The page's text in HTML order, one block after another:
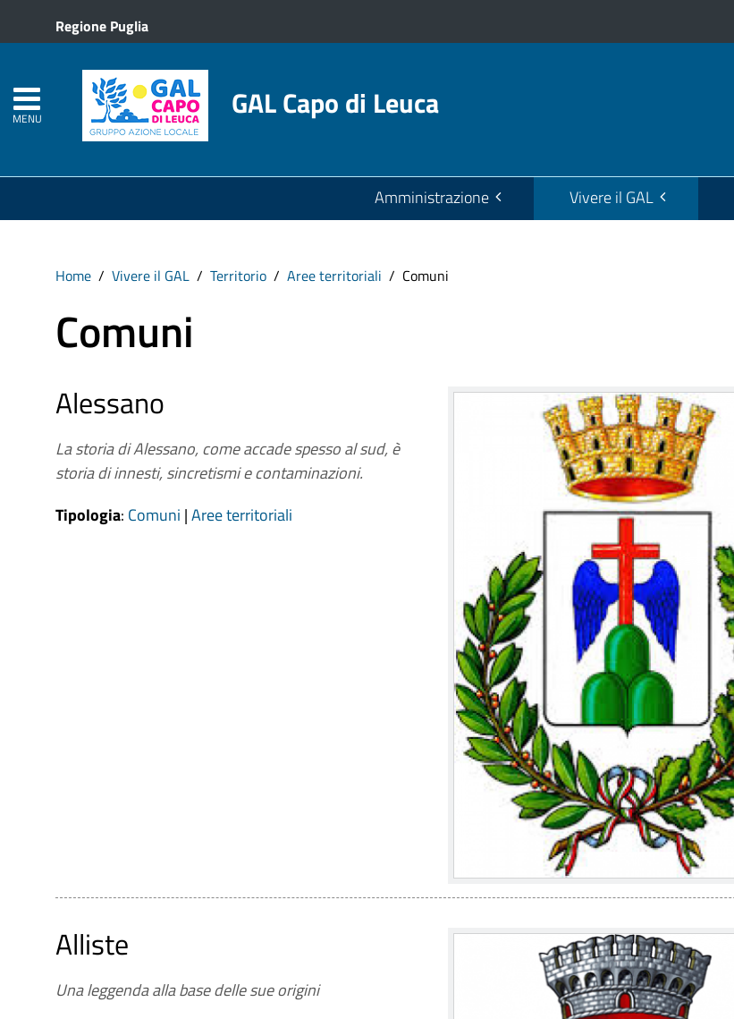
Regione Puglia
MENU GAL Capo di Leuca
Amministrazione Vivere il GAL
Home Vivere il GAL Territorio Aree territoriali Comuni
Comuni
Alessano
La storia di Alessano, come accade spesso al sud, è
storia di innesti, sincretismi e contaminazioni.
Tipologia: Comuni |Aree territoriali
Alliste
Una leggenda alla base delle sue origini